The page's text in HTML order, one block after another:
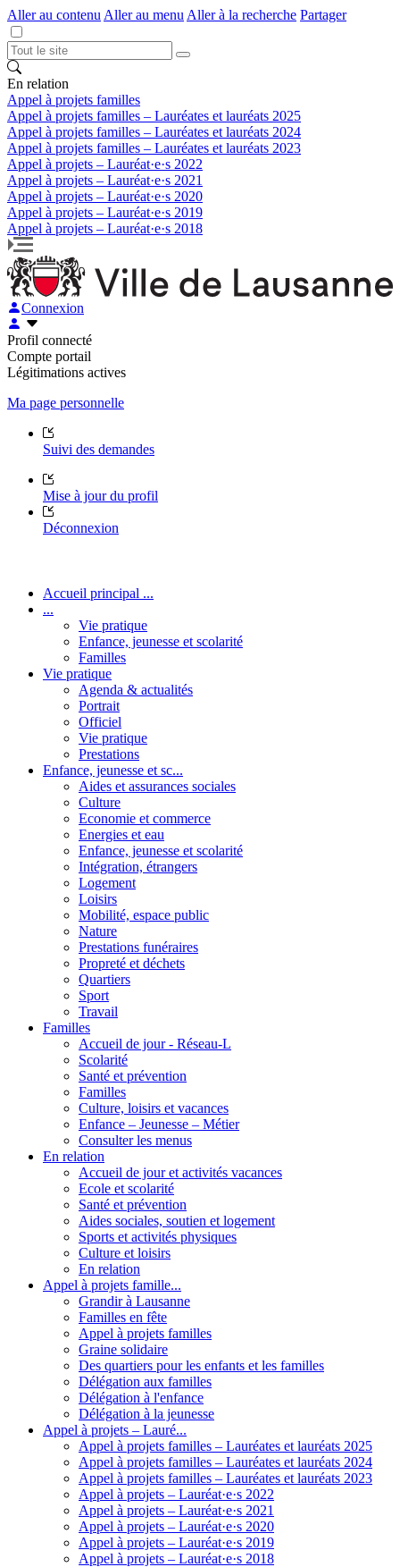
Aller au contenu Aller au menu Aller à la recherche Partager
En relation
Appel à projets familles
Appel à projets familles – Lauréates et lauréats 2025
Appel à projets familles – Lauréates et lauréats 2024
Appel à projets familles – Lauréates et lauréats 2023
Appel à projets – Lauréat·e·s 2022
Appel à projets – Lauréat·e·s 2021
Appel à projets – Lauréat·e·s 2020
Appel à projets – Lauréat·e·s 2019
Appel à projets – Lauréat·e·s 2018
Connexion
Profil connecté
Compte portail
Légitimations actives
Ma page personnelle
Suivi des demandes
Mise à jour du profil
Déconnexion
Accueil principal ...
...
Vie pratique
Enfance, jeunesse et scolarité
Familles
Vie pratique
Agenda & actualités
Portrait
Officiel
Vie pratique
Prestations
Enfance, jeunesse et sc...
Aides et assurances sociales
Culture
Economie et commerce
Energies et eau
Enfance, jeunesse et scolarité
Intégration, étrangers
Logement
Loisirs
Mobilité, espace public
Nature
Prestations funéraires
Propreté et déchets
Quartiers
Sport
Travail
Familles
Accueil de jour - Réseau-L
Scolarité
Santé et prévention
Familles
Culture, loisirs et vacances
Enfance – Jeunesse – Métier
Consulter les menus
En relation
Accueil de jour et activités vacances
Ecole et scolarité
Santé et prévention
Aides sociales, soutien et logement
Sports et activités physiques
Culture et loisirs
En relation
Appel à projets famille...
Grandir à Lausanne
Familles en fête
Appel à projets familles
Graine solidaire
Des quartiers pour les enfants et les familles
Délégation aux familles
Délégation à l'enfance
Délégation à la jeunesse
Appel à projets – Lauré...
Appel à projets familles – Lauréates et lauréats 2025
Appel à projets familles – Lauréates et lauréats 2024
Appel à projets familles – Lauréates et lauréats 2023
Appel à projets – Lauréat·e·s 2022
Appel à projets – Lauréat·e·s 2021
Appel à projets – Lauréat·e·s 2020
Appel à projets – Lauréat·e·s 2019
Appel à projets – Lauréat·e·s 2018